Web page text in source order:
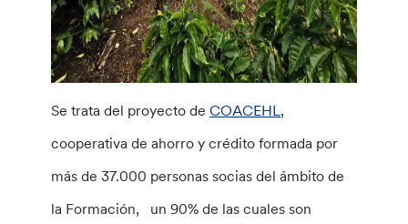
Se trata del proyecto deCOACEHL,
cooperativa de ahorro y crédito formada por
más de 37.000 personas socias del ámbito de
la Formación, un 90% de las cuales son